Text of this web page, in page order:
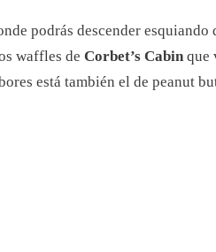
podrás descender
waffles de Corbet’s Cabin que
está también el de peanut